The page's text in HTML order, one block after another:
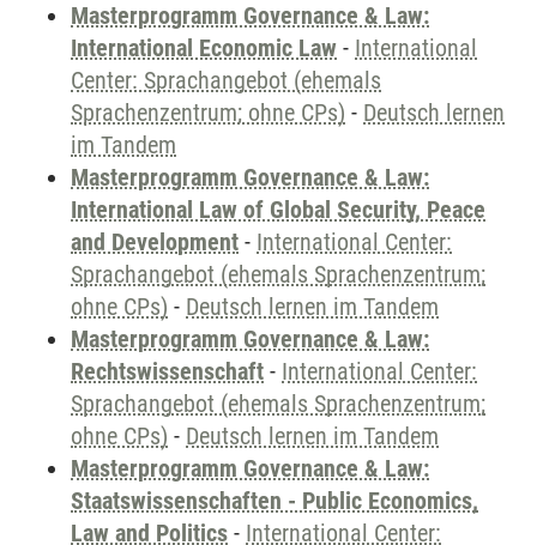
Masterprogramm Governance & Law:
International Economic Law - International
Center: Sprachangebot (ehemals
Sprachenzentrum; ohne CPs) - Deutsch lernen
im Tandem
Masterprogramm Governance & Law:
International Law of Global Security, Peace
and Development - International Center:
Sprachangebot (ehemals Sprachenzentrum;
ohne CPs) - Deutsch lernen im Tandem
Masterprogramm Governance & Law:
Rechtswissenschaft - International Center:
Sprachangebot (ehemals Sprachenzentrum;
ohne CPs) - Deutsch lernen im Tandem
Masterprogramm Governance & Law:
Staatswissenschaften - Public Economics,
Law and Politics - International Center: